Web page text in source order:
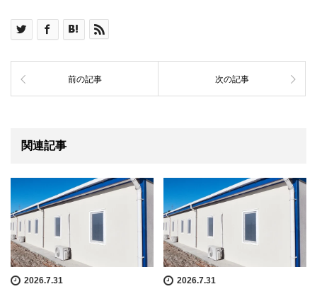
前の記事 次の記事
関連記事
2026.7.31 2026.7.31